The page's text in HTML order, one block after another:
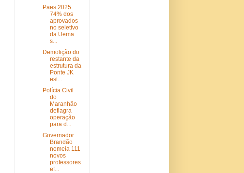
Paes 2025:
74% dos
aprovados
no seletivo
da Uema
s...
Demolição do
restante da
estrutura da
Ponte JK
est...
Polícia Civil
do
Maranhão
deflagra
operação
para d...
Governador
Brandão
nomeia 111
novos
professores
ef...